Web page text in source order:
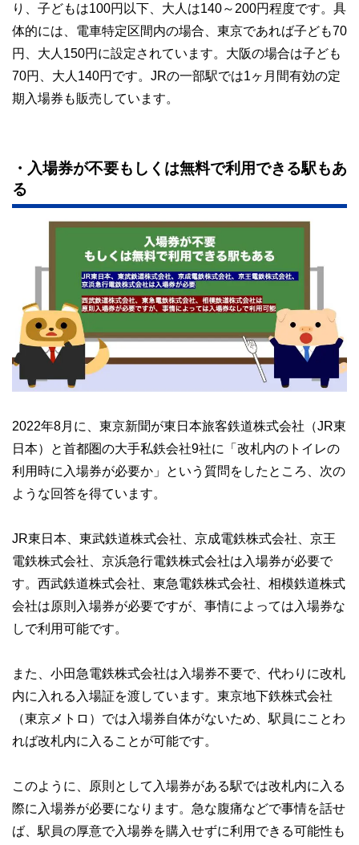
り、子どもは100円以下、大人は140～200円程度です。具
体的には、電車特定区間内の場合、東京であれば子ども70
円、大人150円に設定されています。大阪の場合は子ども
70円、大人140円です。JRの一部駅では1ヶ月間有効の定
期入場券も販売しています。
・入場券が不要もしくは無料で利用できる駅もあ
る
2022年8月に、東京新聞が東日本旅客鉄道株式会社（JR東
日本）と首都圏の大手私鉄会社9社に「改札内のトイレの
利用時に入場券が必要か」という質問をしたところ、次の
ような回答を得ています。
JR東日本、東武鉄道株式会社、京成電鉄株式会社、京王
電鉄株式会社、京浜急行電鉄株式会社は入場券が必要で
す。西武鉄道株式会社、東急電鉄株式会社、相模鉄道株式
会社は原則入場券が必要ですが、事情によっては入場券な
しで利用可能です。
また、小田急電鉄株式会社は入場券不要で、代わりに改札
内に入れる入場証を渡しています。東京地下鉄株式会社
（東京メトロ）では入場券自体がないため、駅員にことわ
れば改札内に入ることが可能です。
このように、原則として入場券がある駅では改札内に入る
際に入場券が必要になります。急な腹痛などで事情を話せ
ば、駅員の厚意で入場券を購入せずに利用できる可能性も